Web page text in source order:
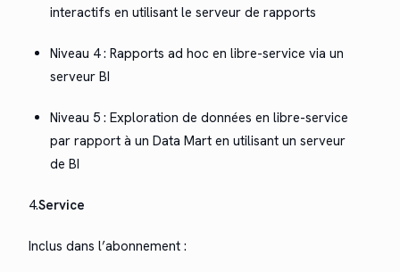
inter­ac­t­ifs en util­isant le serveur de rapports
Niveau 4 : Rap­ports ad hoc en libre-ser­vice via un
serveur BI
Niveau 5 : Explo­ration de don­nées en libre-ser­vice
par rap­port à un Data Mart en util­isant un serveur
de BI
4.Ser­vice
Inclus dans l’abon­nement :